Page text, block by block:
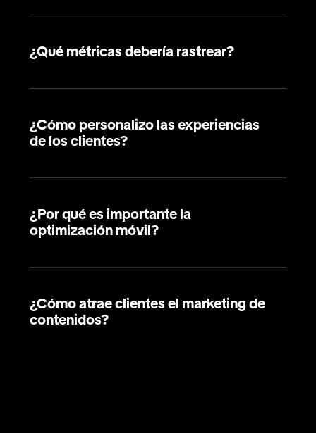
¿Qué métricas debería rastrear?
¿Cómo personalizo las experiencias
de los clientes?
¿Por qué es importante la
optimización móvil?
¿Cómo atrae clientes el marketing de
contenidos?